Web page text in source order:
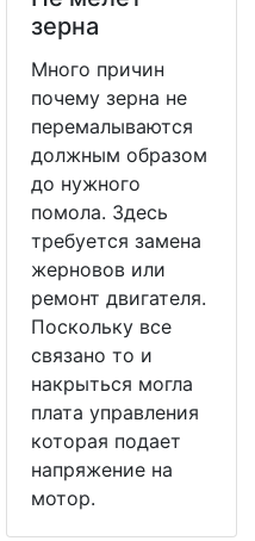
зерна
Много причин
почему зерна не
перемалываются
должным образом
до нужного
помола. Здесь
требуется замена
жерновов или
ремонт двигателя.
Поскольку все
связано то и
накрыться могла
плата управления
которая подает
напряжение на
мотор.